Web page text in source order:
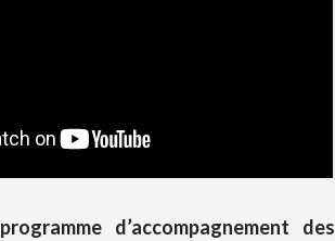
programme d’accompagnement des